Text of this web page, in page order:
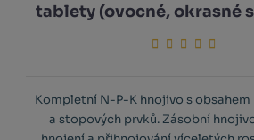
tablety (ovocné, okrasné
Kompletní N-P-K hnojivo s
a stopových prvků. Zásobní